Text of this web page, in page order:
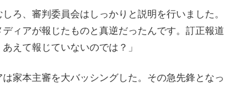
ろ、審判委員会はしっかりと説明を行いました。
ィアが報じたものと真逆だったんです。訂正報道
えて報じていないのでは？」
家本主審を大バッシングした。その急先鋒となっ